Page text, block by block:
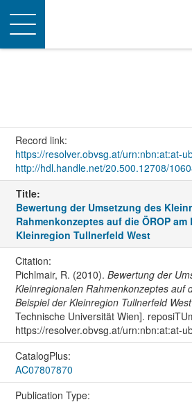
Toggle
navigation
Record link:
https://resolver.obvsg.at/urn:nbn:at:at-
http://hdl.handle.net/20.500.12708/
Title:
Bewertung der Umsetzung des
Rahmenkonzeptes auf die ÖROP
Kleinregion Tullnerfeld West
Citation:
Pichlmair, R. (2010). Bewertung der
Kleinregionalen Rahmenkonzeptes auf
Beispiel der Kleinregion Tullnerfeld West
Technische Universität Wien].
https://resolver.obvsg.at/urn:nbn:at:at-
CatalogPlus:
AC07807870
Publication Type: